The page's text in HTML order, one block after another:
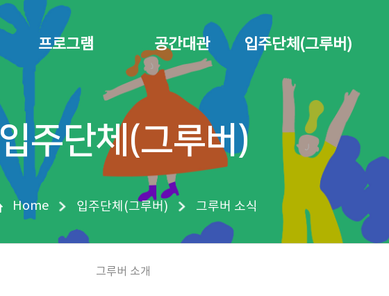
프로그램 공간대관 입주단체(그루버)
입주단체(그루버)
Home 입주단체(그루버) 그루버 소식
그루버 소개